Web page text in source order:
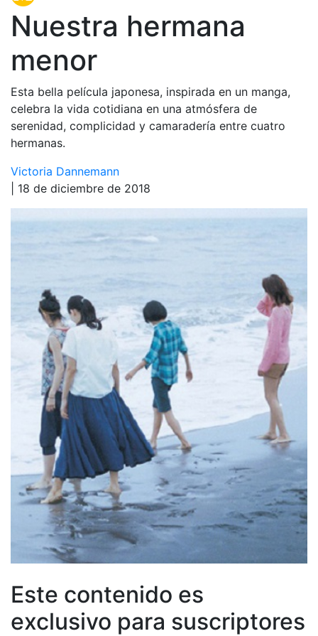
Nuestra hermana
menor
Esta bella película japonesa, inspirada en un manga,
celebra la vida cotidiana en una atmósfera de
serenidad, complicidad y camaradería entre cuatro
hermanas.
Victoria Dannemann
| 18 de diciembre de 2018
Este contenido es
exclusivo para suscriptores